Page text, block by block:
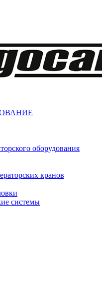
оборудования
кранов
системы